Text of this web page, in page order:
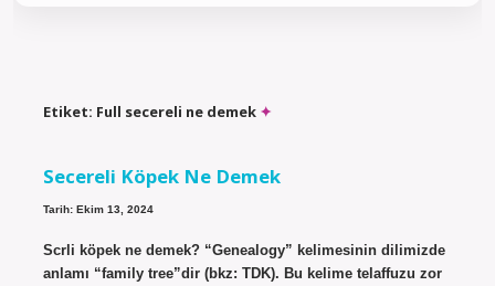
Etiket: Full secereli ne demek
Secereli Köpek Ne Demek
Tarih: Ekim 13, 2024
Scrli köpek ne demek? “Genealogy” kelimesinin dilimizde
anlamı “family tree”dir (bkz: TDK). Bu kelime telaffuzu zor